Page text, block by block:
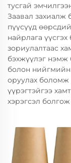
тусгай
Заавал захиалж
пүүсүүд
найрлага
зориулалтаас
бэхжүүлэг нэмж
болон
оруулах боломж
үүрэгтэйгээ
хэрэгсэл болгож